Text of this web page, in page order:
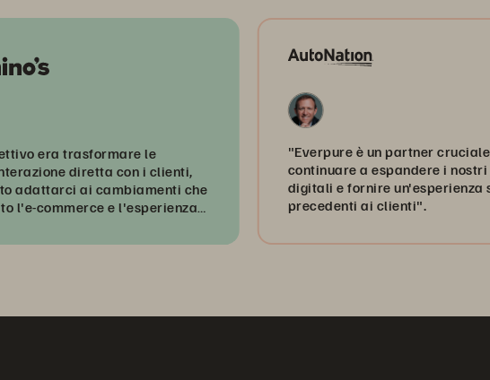
trasformare le
diretta con i clienti,
ai cambiamenti che
e l'esperienza
"Everpure è un partner cruciale per
continuare a espandere i nostri servizi
digitali e fornire un'esperienza senza
precedenti ai clienti".